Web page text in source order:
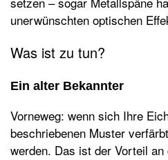
unerwünschten optischen
Was ist zu tun?
Ein alter Bekannter
Vorneweg: wenn sich Ihre
beschriebenen Muster
werden. Das ist der Vorteil an